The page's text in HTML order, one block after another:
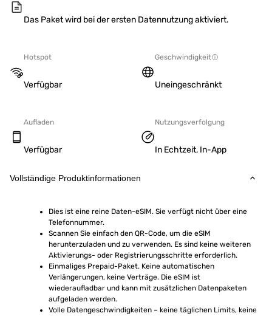
Das Paket wird bei der ersten Datennutzung aktiviert.
Hotspot
Verfügbar
Geschwindigkeit
Uneingeschränkt
Aufladen
Verfügbar
Nutzungsverfolgung
In Echtzeit, In-App
Vollständige Produktinformationen
Dies ist eine reine Daten-eSIM. Sie verfügt nicht über eine
Telefonnummer.
Scannen Sie einfach den QR-Code, um die eSIM
herunterzuladen und zu verwenden. Es sind keine weiteren
Aktivierungs- oder Registrierungsschritte erforderlich.
Einmaliges Prepaid-Paket. Keine automatischen
Verlängerungen, keine Verträge. Die eSIM ist
wiederaufladbar und kann mit zusätzlichen Datenpaketen
aufgeladen werden.
Volle Datengeschwindigkeiten – keine täglichen Limits, keine